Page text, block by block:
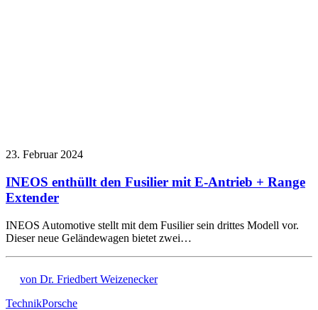
23. Februar 2024
INEOS enthüllt den Fusilier mit E-Antrieb + Range
Extender
INEOS Automotive stellt mit dem Fusilier sein drittes Modell vor.
Dieser neue Geländewagen bietet zwei…
von Dr. Friedbert Weizenecker
TechnikPorsche